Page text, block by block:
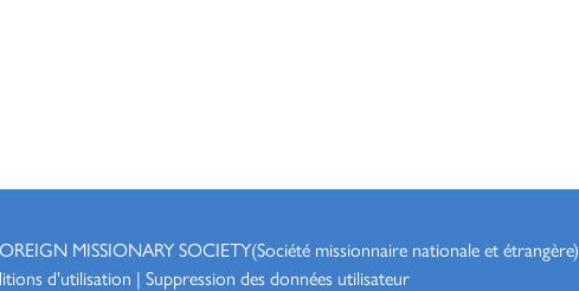
MISSIONARY SOCIETY(Société missionnaire nationale et étrangère)
d'utilisation | Suppression des données utilisateur